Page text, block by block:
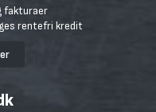
fakturaer
rentefri kredit